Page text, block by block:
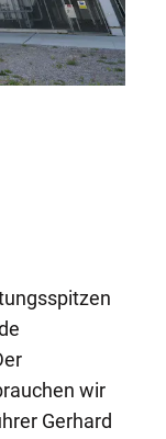
wir
Gerhard